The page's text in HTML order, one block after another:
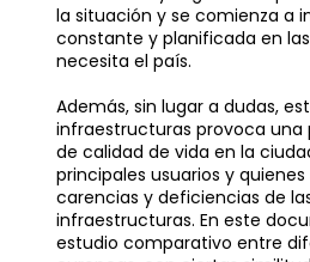
la situación y se comienza a
constante y planificada en
necesita el país.
Además, sin lugar a dudas,
infraestructuras provoca una
de calidad de vida en la
principales usuarios y
carencias y deficiencias de
infraestructuras. En este
estudio comparativo entre